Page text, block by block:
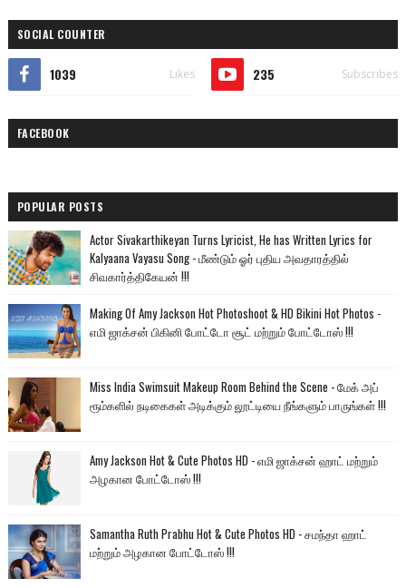
SOCIAL COUNTER
1039 Likes 235 Subscribes
FACEBOOK
POPULAR POSTS
Actor Sivakarthikeyan Turns Lyricist, He has Written Lyrics for
Kalyaana Vayasu Song - மீண்டும் ஓர் புதிய அவதாரத்தில்
சிவகார்த்திகேயன் !!!
Making Of Amy Jackson Hot Photoshoot & HD Bikini Hot Photos -
எமி ஜாக்சன் பிகினி போட்டோ சூட் மற்றும் போட்டோஸ் !!!
Miss India Swimsuit Makeup Room Behind the Scene - மேக் அப்
ரூம்களில் நடிகைகள் அடிக்கும் லூட்டியை நீங்களும் பாருங்கள் !!!
Amy Jackson Hot & Cute Photos HD - எமி ஜாக்சன் ஹாட் மற்றும்
அழகான போட்டோஸ் !!!
Samantha Ruth Prabhu Hot & Cute Photos HD - சமந்தா ஹாட்
மற்றும் அழகான போட்டோஸ் !!!